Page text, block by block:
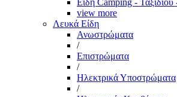
Είδη Camping -
view more
Λευκά Είδη
Ανωστρώματα
/
Επιστρώματα
/
Ηλεκτρικά Υποστρώματα
/